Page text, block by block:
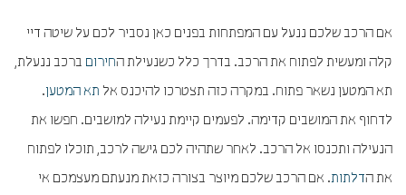
אם הרכב שלכם ננעל עם המפתחות בפנים כאן נסביר לכם על שיטה דיי
קלה ומעשית לפתוח את הרכב. בדרך כלל כשנעילת החירום ברכב ננעלת,
תא המטען נשאר פתוח. במקרה כזה תצטרכו להיכנס אל תא המטען.
לדחוף את המושבים קדימה. לפעמים קיימת נעילה למושבים. חפשו את
הנעילה ותכנסו אל הרכב. לאחר שתהיה לכם גישה לרכב, תוכלו לפתוח
את הדלתות. אם הרכב שלכם מיוצר בצורה כזאת מנעתם מעצמכם אי